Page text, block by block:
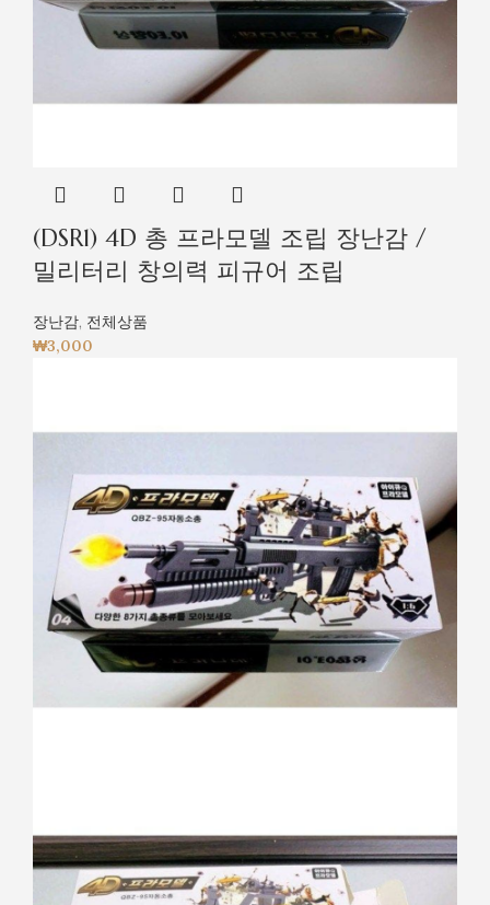
(DSR1) 4D 총 프라모델 조립 장난감 /
밀리터리 창의력 피규어 조립
장난감, 전체상품
₩3,000